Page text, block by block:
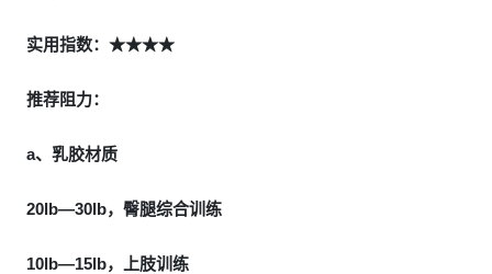
实用指数：★★★★
推荐阻力：
a、乳胶材质
20lb—30lb，臀腿综合训练
10lb—15lb，上肢训练